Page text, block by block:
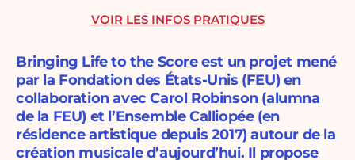
Bringing Life to the Score est un projet mené
par la Fondation des États-Unis (FEU) en
collaboration avec Carol Robinson (alumna
de la FEU) et l’Ensemble Calliopée (en
résidence artistique depuis 2017) autour de la
création musicale d’aujourd’hui. Il propose
VOIR LES INFOS PRATIQUES